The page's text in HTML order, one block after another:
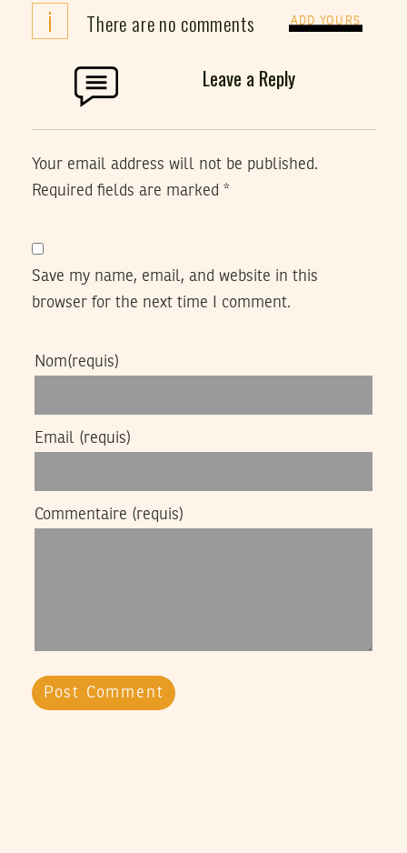
i There are no comments ADD YOURS
Leave a Reply
Your email address will not be published.
Required fields are marked *
Save my name, email, and website in this
browser for the next time I comment.
Nom(requis)
Email (requis)
Commentaire (requis)